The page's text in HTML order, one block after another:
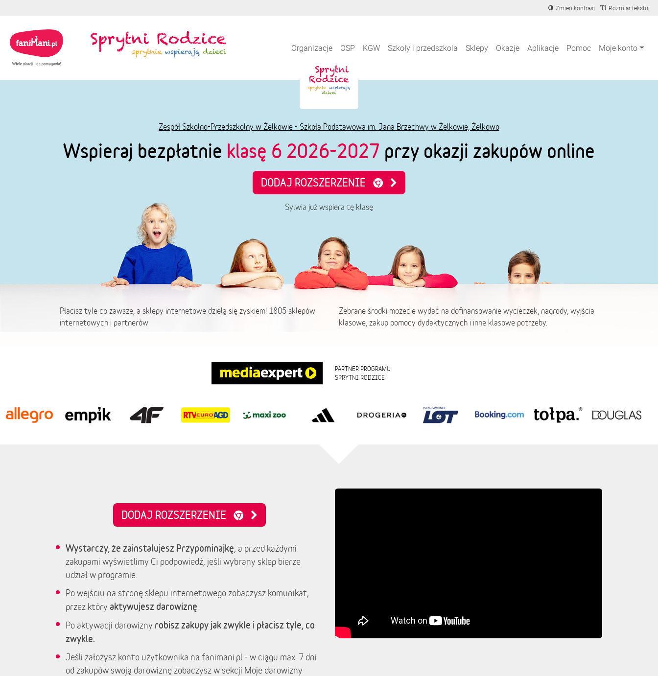
Zmień kontrast Rozmiar tekstu
Organizacje OSP KGW Szkoły i przedszkola Sklepy Okazje Aplikacje Pomoc Moje konto
Zespół Szkolno-Przedszkolny w Żelkowie - Szkoła Podstawowa im. Jana Brzechwy w Żelkowie, Żelkowo
Wspieraj bezpłatnie klasę 6 2026-2027 przy okazji zakupów online
DODAJ ROZSZERZENIE
Sylwia już wspiera tę klasę
Płacisz tyle co zawsze, a sklepy internetowe dzielą się zyskiem! 1805 sklepów
internetowych i partnerów
Zebrane środki możecie wydać na dofinansowanie wycieczek, nagrody, wyjścia
klasowe, zakup pomocy dydaktycznych i inne klasowe potrzeby.
PARTNER PROGRAMU
SPRYTNI RODZICE
DODAJ ROZSZERZENIE
Wystarczy, że zainstalujesz Przypominajkę, a przed każdymi
zakupami wyświetlimy Ci podpowiedź, jeśli wybrany sklep bierze
udział w programie.
Po wejściu na stronę sklepu internetowego zobaczysz komunikat,
przez który aktywujesz darowiznę
Po aktywacji darowizny robisz zakupy jak zwykle i płacisz tyle, co
zwykle.
Jeśli założysz konto użytkownika na fanimani.pl - w ciągu max. 7 dni
od zakupów swoją darowiznę zobaczysz w sekcji Moje darowizny